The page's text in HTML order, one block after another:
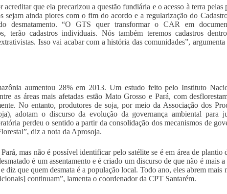
que ela precarizou a questão fundiária e o acesso à terra pelas
sejam ainda piores com o fim do acordo e a regularização do
desmatamento. “O GTS quer transformar o CAR em
terão cadastros individuais. Nós também teremos cadastros
Isso vai acabar com a história das comunidades”,
aumentou 28% em 2013. Um estudo feito pelo Instituto
as áreas mais afetadas estão Mato Grosso e Pará, com
No entanto, produtores de soja, por meio da Associação dos
adotam o discurso da evolução da governança ambiental para
perdeu o sentido a partir da consolidação dos mecanismos de
diz a nota da Aprosoja.
mas não é possível identificar pelo satélite se é em área de plantio
é um assentamento e é criado um discurso de que não é mais a
diz que quem desmata é a população local. Todo ano, eles abrem mais
continuam”, lamenta o coordenador da CPT Santarém.